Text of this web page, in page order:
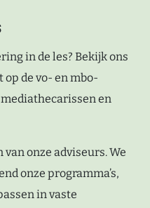
in de les? Bekijk ons
de vo- en mbo-
en
onze adviseurs. We
onze programma’s,
in vaste